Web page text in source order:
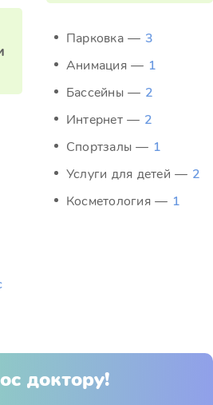
Парковка — 3
Анимация — 1
Бассейны — 2
Интернет — 2
Спортзалы — 1
Услуги для детей — 2
Косметология — 1
доктору!